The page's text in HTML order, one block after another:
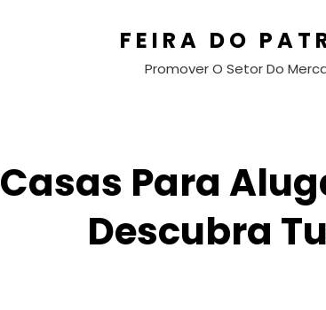
FEIRA DO
Promover O Setor Do
Casas Para
Descubra